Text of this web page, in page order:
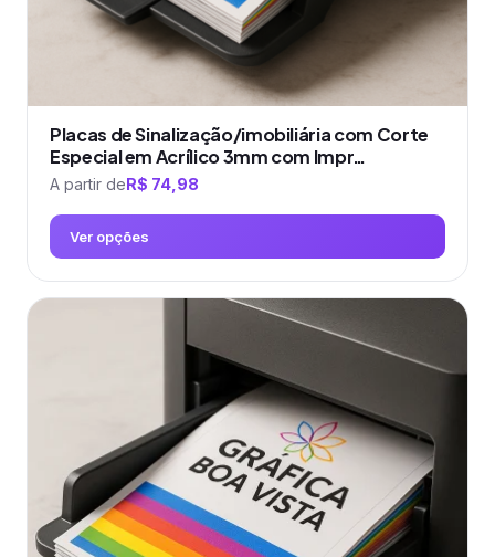
produto
Placas de Sinalização/imobiliária com Corte
Especial em Acrílico 3mm com Impr…
A partir deR$ 74,98
Ver opções
Este
produto
opções
podem
escolhidas